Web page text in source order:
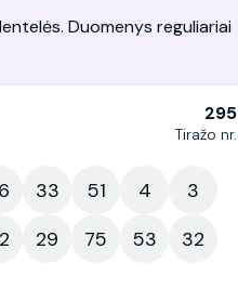
Duomenys reguliariai
295
Tiražo nr.
33 51 4
3
29 75 53
32